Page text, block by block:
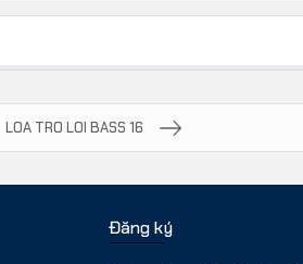
LOA TRO LOI BASS 16
Đăng ký